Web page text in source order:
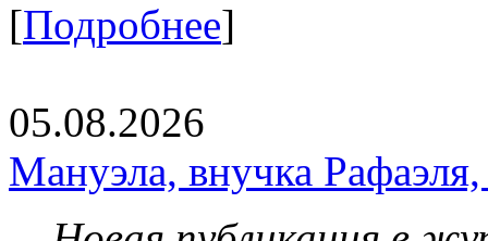
[Подробнее]
05.08.2026
Мануэла, внучка